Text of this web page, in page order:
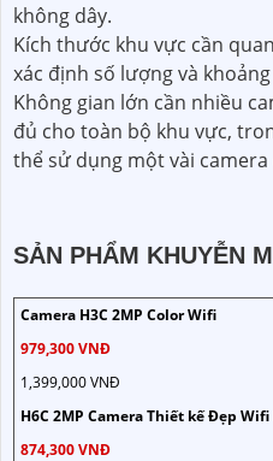
không dây.
Kích thước khu vực cần
xác định số lượng và
Không gian lớn cần nhiều
đủ cho toàn bộ khu vực,
thể sử dụng một vài
SẢN PHẨM KHUYỄN
Camera H3C 2MP Color Wifi
979,300 VNĐ
1,399,000 VNĐ
H6C 2MP Camera Thiết kế Đẹp Wifi
874,300 VNĐ